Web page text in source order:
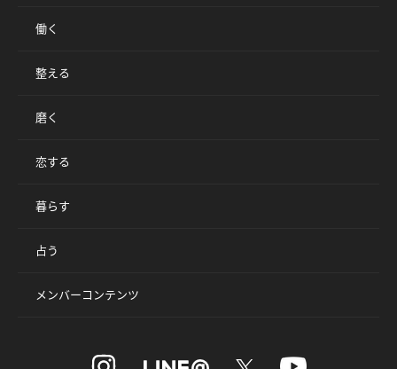
働く
整える
磨く
恋する
暮らす
占う
メンバーコンテンツ